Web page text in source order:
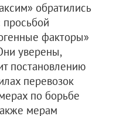
обратились
факторы»
уверены,
постановлению
перевозок
по борьбе
мерам